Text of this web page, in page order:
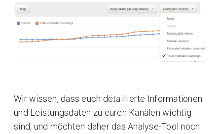
Wir wissen, dass euch detaillierte Informationen
und Leistungsdaten zu euren Kanälen wichtig
sind, und möchten daher das Analyse-Tool noch